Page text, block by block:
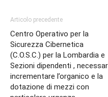
Articolo precedente
Centro Operativo per la
Sicurezza Cibernetica
(C.O.S.C.) per la Lombardia e
Sezioni dipendenti ,
incrementare l’organico e la
dotazione di mezzi con